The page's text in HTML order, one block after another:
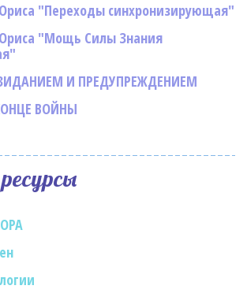
"Переходы синхронизирующая"
"Мощь Силы Знания
И ПРЕДУПРЕЖДЕНИЕМ
ВОЙНЫ